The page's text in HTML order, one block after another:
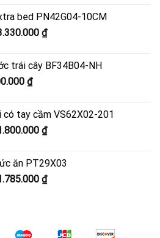
₫.là:
4.050.000 ₫.
bed PN42G04-10CM
₫.
₫Giá
là:
trái cây BF34B04-NH
₫.
₫Giá
là:
600.000 ₫.
tay cầm VS62X02-201
₫.
₫Giá
là:
1.800.000 ₫.
ăn PT29X03
₫Giá
1.785.000 ₫.